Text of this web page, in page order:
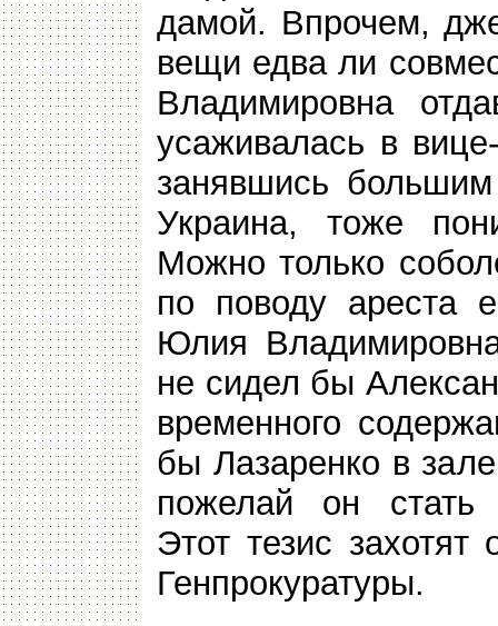
дамой. Впрочем,
вещи едва ли
Владимировна
усаживалась в
занявшись
Украина, тоже
Можно только
по поводу ареста
Юлия
не сидел бы
временного
бы Лазаренко в
пожелай он стать
Этот тезис захотят
Генпрокуратуры.